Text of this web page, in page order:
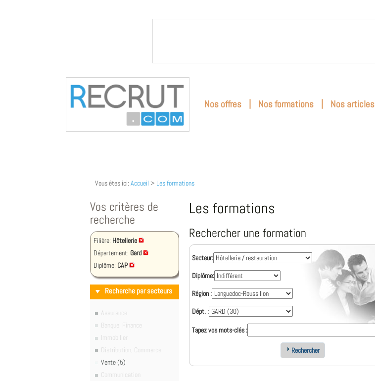
Nos offres | Nos formations | Nos articles
Vous êtes ici: Accueil > Les formations
Vos critères de
recherche
Filière: Hôtellerie
Département: Gard
Diplôme: CAP
Recherche par secteurs
Assurance
Banque, Finance
Immobilier
Distribution, Commerce
Vente (5)
Communication
Les formations
Rechercher une formation
Secteur:
Diplôme:
Région :
Dépt. :
Tapez vos mots-clés :
Rechercher